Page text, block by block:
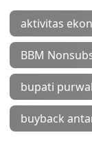
aktivitas
BBM
bupati
buyback